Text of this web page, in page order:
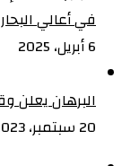
في أعالي البحار
6 أبريل، 2025
البرهان يعلن
20 سبتمبر، 2023